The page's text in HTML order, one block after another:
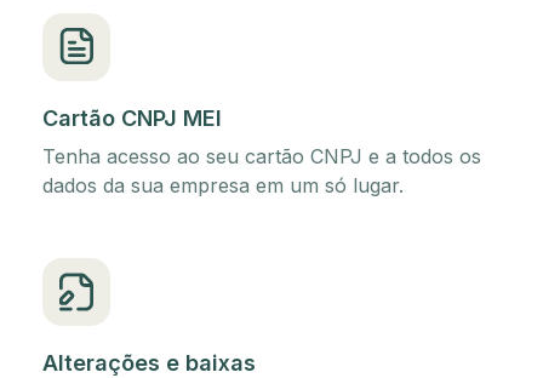
Cartão CNPJ MEI
Tenha acesso ao seu cartão CNPJ e a todos os
dados da sua empresa em um só lugar.
Alterações e baixas